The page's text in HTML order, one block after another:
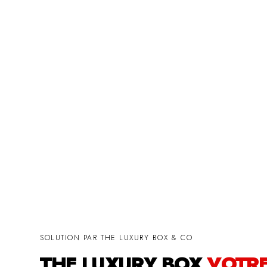
SOLUTION PAR THE LUXURY BOX & CO